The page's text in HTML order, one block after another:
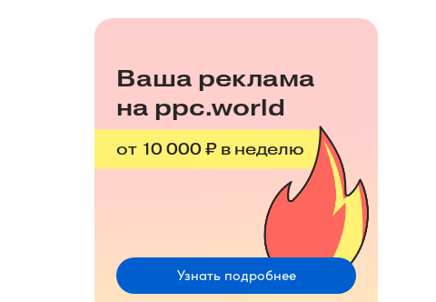
Ваша реклама
на ppc.world
от 10 000 ₽ в неделю
Узнать подробнее